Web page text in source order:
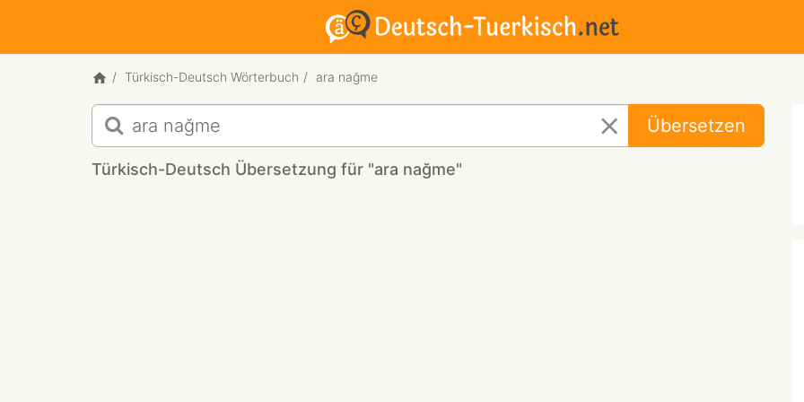
Türkisch-Deutsch Wörterbuch ara nağme
Türkisch-
Deutsch
Übersetzung
für
Übersetzen
Türkisch-Deutsch Übersetzung für "ara nağme"